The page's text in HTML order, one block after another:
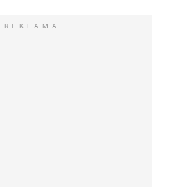
REKLAMA